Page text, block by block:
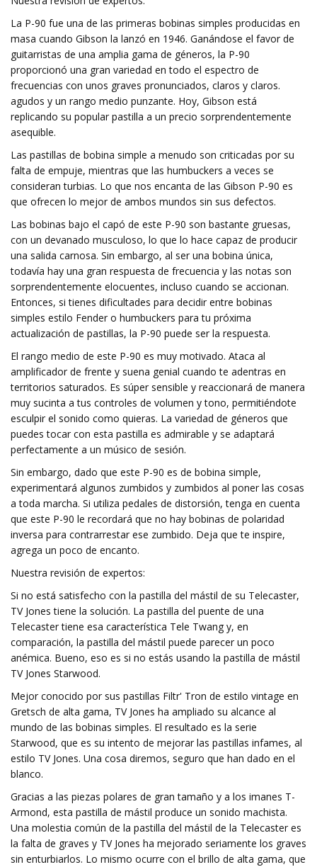
La P-90 fue una de las primeras bobinas simples producidas en
masa cuando Gibson la lanzó en 1946. Ganándose el favor de
guitarristas de una amplia gama de géneros, la P-90
proporcionó una gran variedad en todo el espectro de
frecuencias con unos graves pronunciados, claros y claros.
agudos y un rango medio punzante. Hoy, Gibson está
replicando su popular pastilla a un precio sorprendentemente
asequible.
Las pastillas de bobina simple a menudo son criticadas por su
falta de empuje, mientras que las humbuckers a veces se
consideran turbias. Lo que nos encanta de las Gibson P-90 es
que ofrecen lo mejor de ambos mundos sin sus defectos.
Las bobinas bajo el capó de este P-90 son bastante gruesas,
con un devanado musculoso, lo que lo hace capaz de producir
una salida carnosa. Sin embargo, al ser una bobina única,
todavía hay una gran respuesta de frecuencia y las notas son
sorprendentemente elocuentes, incluso cuando se accionan.
Entonces, si tienes dificultades para decidir entre bobinas
simples estilo Fender o humbuckers para tu próxima
actualización de pastillas, la P-90 puede ser la respuesta.
El rango medio de este P-90 es muy motivado. Ataca al
amplificador de frente y suena genial cuando te adentras en
territorios saturados. Es súper sensible y reaccionará de manera
muy sucinta a tus controles de volumen y tono, permitiéndote
esculpir el sonido como quieras. La variedad de géneros que
puedes tocar con esta pastilla es admirable y se adaptará
perfectamente a un músico de sesión.
Sin embargo, dado que este P-90 es de bobina simple,
experimentará algunos zumbidos y zumbidos al poner las cosas
a toda marcha. Si utiliza pedales de distorsión, tenga en cuenta
que este P-90 le recordará que no hay bobinas de polaridad
inversa para contrarrestar ese zumbido. Deja que te inspire,
agrega un poco de encanto.
Nuestra revisión de expertos:
Si no está satisfecho con la pastilla del mástil de su Telecaster,
TV Jones tiene la solución. La pastilla del puente de una
Telecaster tiene esa característica Tele Twang y, en
comparación, la pastilla del mástil puede parecer un poco
anémica. Bueno, eso es si no estás usando la pastilla de mástil
TV Jones Starwood.
Mejor conocido por sus pastillas Filtr' Tron de estilo vintage en
Gretsch de alta gama, TV Jones ha ampliado su alcance al
mundo de las bobinas simples. El resultado es la serie
Starwood, que es su intento de mejorar las pastillas infames, al
estilo TV Jones. Una cosa diremos, seguro que han dado en el
blanco.
Gracias a las piezas polares de gran tamaño y a los imanes T-
Armond, esta pastilla de mástil produce un sonido machista.
Una molestia común de la pastilla del mástil de la Telecaster es
la falta de graves y TV Jones ha mejorado seriamente los graves
sin enturbiarlos. Lo mismo ocurre con el brillo de alta gama, que